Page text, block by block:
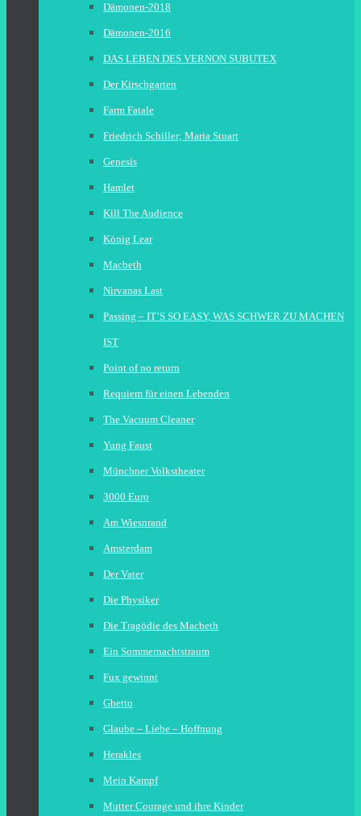
Dämonen-2018
Dämonen-2016
DAS LEBEN DES VERNON SUBUTEX
Der Kirschgarten
Farm Fatale
Friedrich Schiller; Maria Stuart
Genesis
Hamlet
Kill The Audience
König Lear
Macbeth
Nirvanas Last
Passing – IT’S SO EASY, WAS SCHWER ZU MACHEN
IST
Point of no return
Requiem für einen Lebenden
The Vacuum Cleaner
Yung Faust
Münchner Volkstheater
3000 Euro
Am Wiesnrand
Amsterdam
Der Vater
Die Physiker
Die Tragödie des Macbeth
Ein Sommernachtstraum
Fux gewinnt
Ghetto
Glaube – Liebe – Hoffnung
Herakles
Mein Kampf
Mutter Courage und ihre Kinder